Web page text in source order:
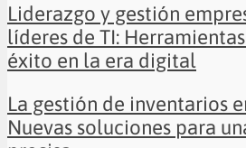
Liderazgo y gestión
líderes de TI:
éxito en la era digital
La gestión de inventarios
Nuevas soluciones para